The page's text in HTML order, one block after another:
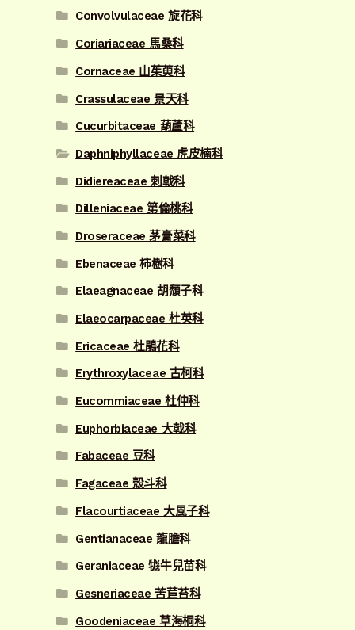
Convolvulaceae 旋花科
Coriariaceae 馬桑科
Cornaceae 山茱萸科
Crassulaceae 景天科
Cucurbitaceae 葫蘆科
Daphniphyllaceae 虎皮楠科
Didiereaceae 刺戟科
Dilleniaceae 第倫桃科
Droseraceae 茅膏菜科
Ebenaceae 柿樹科
Elaeagnaceae 胡頹子科
Elaeocarpaceae 杜英科
Ericaceae 杜鵑花科
Erythroxylaceae 古柯科
Eucommiaceae 杜仲科
Euphorbiaceae 大戟科
Fabaceae 豆科
Fagaceae 殼斗科
Flacourtiaceae 大風子科
Gentianaceae 龍膽科
Geraniaceae 牻牛兒苗科
Gesneriaceae 苦苣苔科
Goodeniaceae 草海桐科